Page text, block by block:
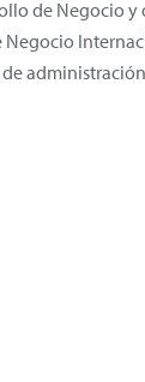
de Negocio y